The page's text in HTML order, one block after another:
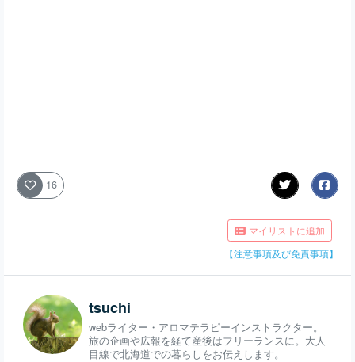
16
マイリストに追加
【注意事項及び免責事項】
tsuchi
webライター・アロマテラピーインストラクター。
旅の企画や広報を経て産後はフリーランスに。大人
目線で北海道での暮らしをお伝えします。